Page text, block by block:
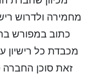
מחמירה ולדרוש
כתוב במפורש
מכבדת כל רישיון
זאת סוכן